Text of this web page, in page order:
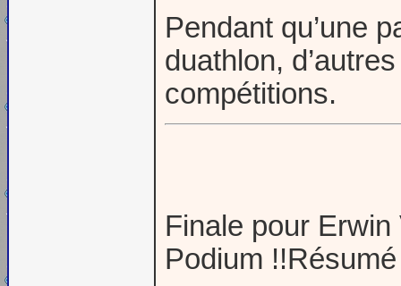
Pendant qu’une
duathlon,
compétitions.
Finale pour
Podium